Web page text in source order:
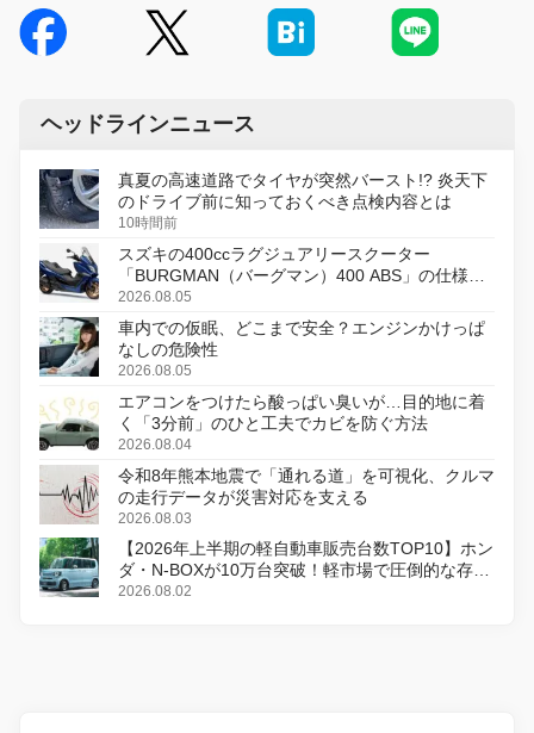
ヘッドラインニュース
真夏の高速道路でタイヤが突然バースト!? 炎天下
のドライブ前に知っておくべき点検内容とは
10時間前
スズキの400ccラグジュアリースクーター
「BURGMAN（バーグマン）400 ABS」の仕様を
変更し、8月18日に発売
2026.08.05
車内での仮眠、どこまで安全？エンジンかけっぱ
なしの危険性
2026.08.05
エアコンをつけたら酸っぱい臭いが…目的地に着
く「3分前」のひと工夫でカビを防ぐ方法
2026.08.04
令和8年熊本地震で「通れる道」を可視化、クルマ
の走行データが災害対応を支える
2026.08.03
【2026年上半期の軽自動車販売台数TOP10】ホン
ダ・N-BOXが10万台突破！軽市場で圧倒的な存在
感
2026.08.02